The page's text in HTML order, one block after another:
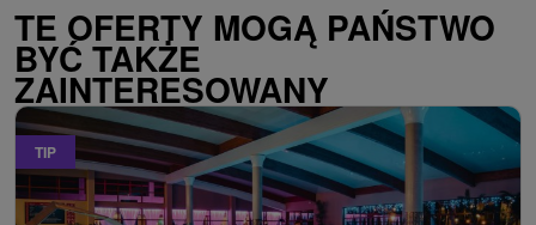
TE OFERTY MOGĄ PAŃSTWO
BYĆ TAKŻE
ZAINTERESOWANY
TIP